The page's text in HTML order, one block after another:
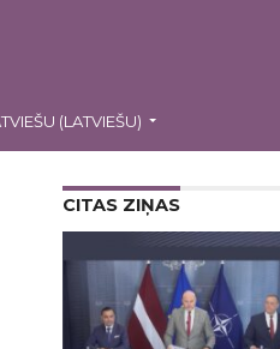
(LATVIEŠU)
CITAS ZIŅAS